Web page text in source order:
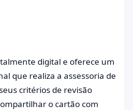
digital e oferece um
que realiza a assessoria de
critérios de revisão
o cartão com